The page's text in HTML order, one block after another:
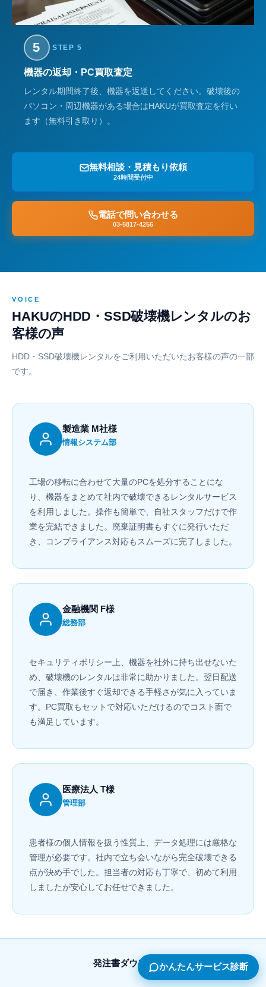
5 STEP 5
機器の返却・PC買取査定
レンタル期間終了後、機器を返送してください。破壊後の
パソコン・周辺機器がある場合はHAKUが買取査定を行い
ます（無料引き取り）。
無料相談・見積もり依頼
24時間受付中
電話で問い合わせる
03-5817-4256
VOICE
HAKUのHDD・SSD破壊機レンタルのお
客様の声
HDD・SSD破壊機レンタルをご利用いただいたお客様の声の一部
です。
製造業 M社様
情報システム部
工場の移転に合わせて大量のPCを処分することにな
り、機器をまとめて社内で破壊できるレンタルサービス
を利用しました。操作も簡単で、自社スタッフだけで作
業を完結できました。廃棄証明書もすぐに発行いただ
き、コンプライアンス対応もスムーズに完了しました。
金融機関 F様
総務部
セキュリティポリシー上、機器を社外に持ち出せないた
め、破壊機のレンタルは非常に助かりました。翌日配送
で届き、作業後すぐ返却できる手軽さが気に入っていま
す。PC買取もセットで対応いただけるのでコスト面で
も満足しています。
医療法人 T様
管理部
患者様の個人情報を扱う性質上、データ処理には厳格な
管理が必要です。社内で立ち会いながら完全破壊できる
点が決め手でした。担当者の対応も丁寧で、初めて利用
しましたが安心してお任せできました。
発注書ダウンロードかんたんサービス診断